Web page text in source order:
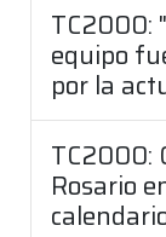
TC2000:
equipo
por la
TC2000:
Rosario